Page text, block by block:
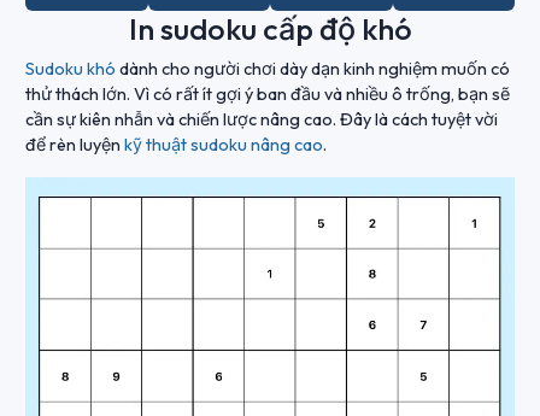
In sudoku cấp độ khó
Sudoku khó dành cho người chơi dày dạn kinh nghiệm muốn có
thử thách lớn. Vì có rất ít gợi ý ban đầu và nhiều ô trống, bạn sẽ
cần sự kiên nhẫn và chiến lược nâng cao. Đây là cách tuyệt vời
để rèn luyện kỹ thuật sudoku nâng cao.